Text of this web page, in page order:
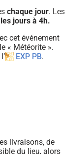
chaque jour. Les
jours à 4h.
cet événement
« Météorite ».
EXP PB.
livraisons, de
du lieu, alors